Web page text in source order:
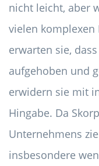
nicht leicht, aber
vielen komplexen
erwarten sie,
aufgehoben und
erwidern sie mit
Hingabe. Da
Unternehmens
insbesondere